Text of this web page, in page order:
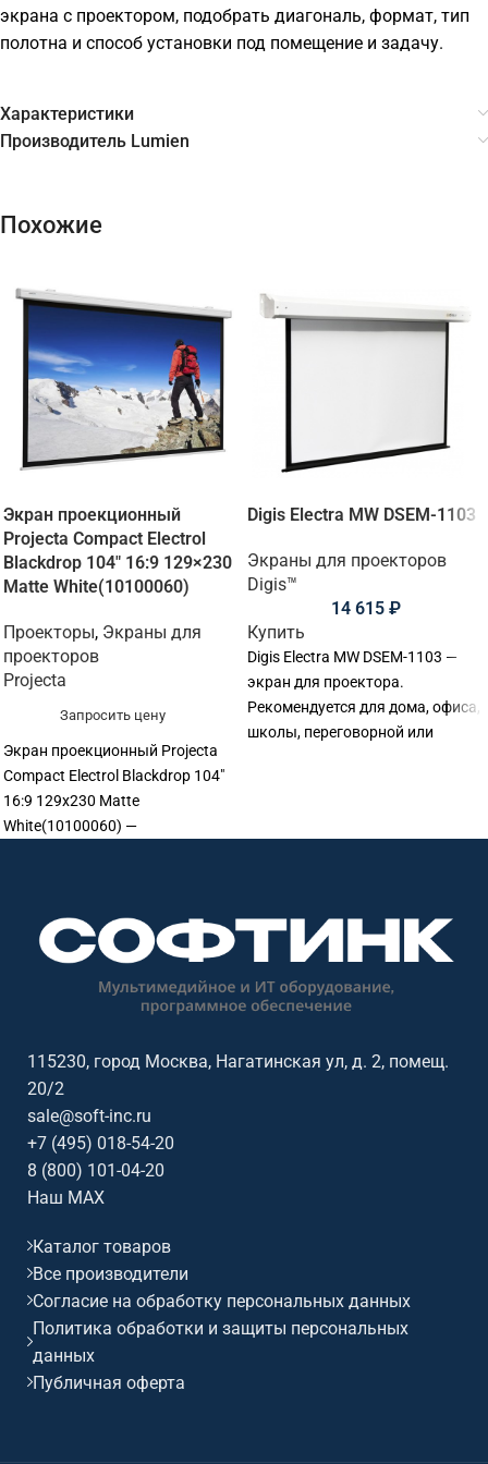
экрана с проектором, подобрать диагональ, формат, тип
полотна и способ установки под помещение и задачу.
Характеристики
Производитель Lumien
Похожие
Экран проекционный
Projecta Compact Electrol
Blackdrop 104″ 16:9 129×230
Matte White(10100060)
Проекторы, Экраны для
проекторов
Projecta
Запросить цену
Экран проекционный Projecta
Compact Electrol Blackdrop 104"
16:9 129x230 Matte
White(10100060) —
аудиторий, конференц-залов и
актовых залов. Основные
параметры: диагональ 104",
формат 16:9, размер
полотно Matte White.
Digis Electra MW DSEM-1103
Экраны для проекторов
Digis™
14 615 ₽
Купить
Digis Electra MW DSEM-1103 —
экран для проектора.
Рекомендуется для дома, офиса,
школы, переговорной или
115230, город Москва, Нагатинская ул, д. 2, помещ.
20/2
sale@soft-inc.ru
+7 (495) 018-54-20
8 (800) 101-04-20
Наш MAX
Каталог товаров
Все производители
Согласие на обработку персональных данных
Политика обработки и защиты персональных
данных
Публичная оферта